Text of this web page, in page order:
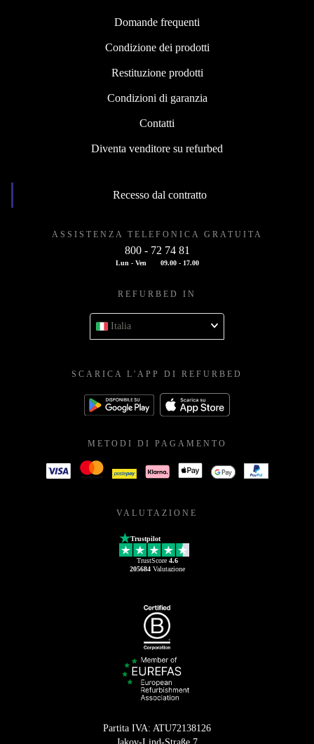
Domande frequenti
Condizione dei prodotti
Restituzione prodotti
Condizioni di garanzia
Contatti
Diventa venditore su refurbed
Recesso dal contratto
ASSISTENZA TELEFONICA GRATUITA
800 - 72 74 81
Lun - Ven 09.00 - 17.00
REFURBED IN
Italia
SCARICA L'APP DI REFURBED
METODI DI PAGAMENTO
VALUTAZIONE
Trustpilot
TrustScore 4.6
205684Valutazione
Partita IVA: ATU72138126